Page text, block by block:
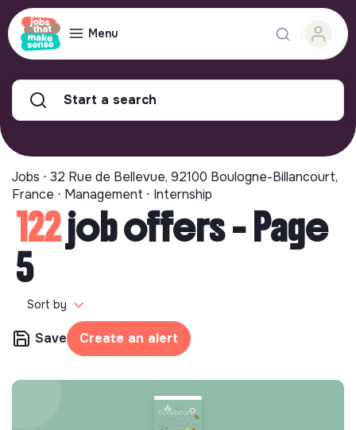
Menu
Start a search
Jobs ⋅ 32 Rue de Bellevue, 92100 Boulogne-Billancourt,
France ⋅ Management ⋅ Internship
122job offers - Page
5
Sort by
Save Create an alert